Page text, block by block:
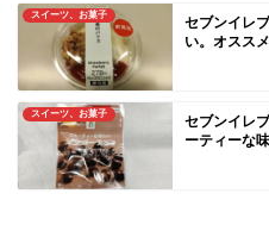
スイーツ、お菓子
セブンイレ
い。オススメ
スイーツ、お菓子
セブンイレ
ーティーな